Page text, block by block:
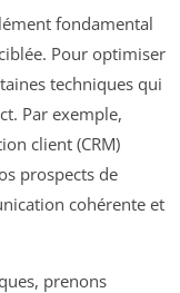
fondamental
Pour optimiser
techniques qui
Par exemple,
client (CRM)
prospects de
cohérente et
prenons